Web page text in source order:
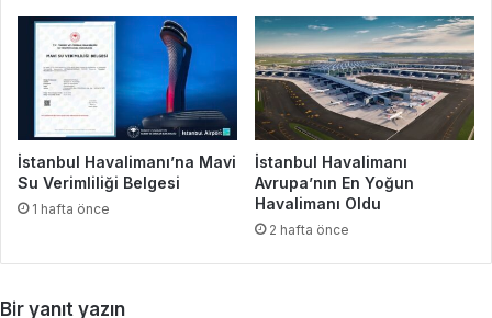
İstanbul Havalimanı’na Mavi
Su Verimliliği Belgesi
1 hafta önce
İstanbul Havalimanı
Avrupa’nın En Yoğun
Havalimanı Oldu
2 hafta önce
Bir yanıt yazın